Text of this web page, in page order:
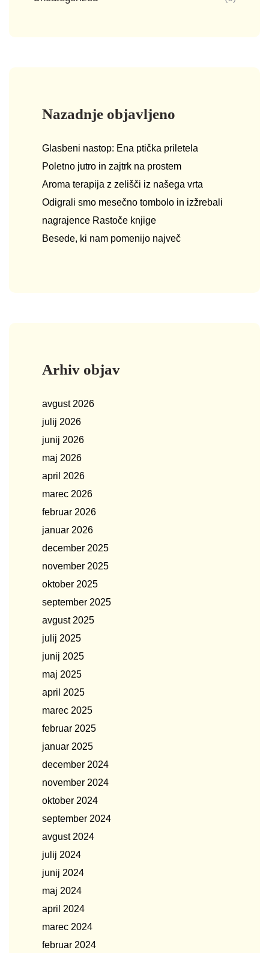
Nazadnje objavljeno
Glasbeni nastop: Ena ptička priletela
Poletno jutro in zajtrk na prostem
Aroma terapija z zelišči iz našega vrta
Odigrali smo mesečno tombolo in izžrebali
nagrajence Rastoče knjige
Besede, ki nam pomenijo največ
Arhiv objav
avgust 2026
julij 2026
junij 2026
maj 2026
april 2026
marec 2026
februar 2026
januar 2026
december 2025
november 2025
oktober 2025
september 2025
avgust 2025
julij 2025
junij 2025
maj 2025
april 2025
marec 2025
februar 2025
januar 2025
december 2024
november 2024
oktober 2024
september 2024
avgust 2024
julij 2024
junij 2024
maj 2024
april 2024
marec 2024
februar 2024